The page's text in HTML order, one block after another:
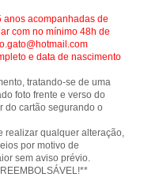
anos acompanhadas de
com no mínimo 48h de
e data de nascimento
tratando-se de uma
foto frente e verso do
do cartão segurando o
realizar qualquer alteração,
por motivo de
sem aviso prévio.